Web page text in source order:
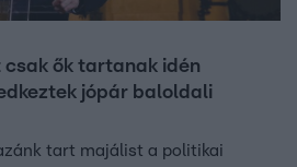
csak ők tartanak idén
jópár baloldali
tart majálist a politikai